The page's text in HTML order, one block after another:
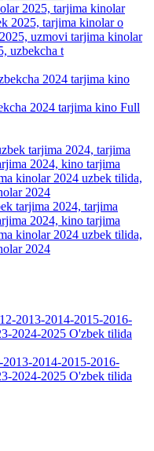
2025, tarjima kinolar
2025, tarjima kinolar o
uzmovi tarjima kinolar
uzbekcha t
2024 tarjima kino Full
tarjima 2024, tarjima
2024, kino tarjima
kinolar 2024 uzbek tilida,
2024
2014-2015-2016-
2024-2025 O'zbek tilida